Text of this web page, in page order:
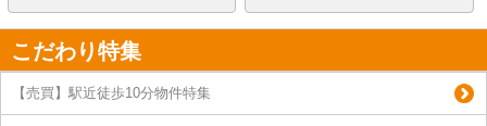
こだわり特集
【売買】駅近徒歩10分物件特集